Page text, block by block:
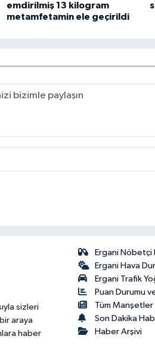
emdirilmiş 13 kilogram
metamfetamin ele geçirildi
sizleri
araya
haber
Ergani Nöbetçi
Ergani Hava
Ergani Trafik
Puan Durumu
Tüm Manşetler
Son Dakika
Haber Arşivi